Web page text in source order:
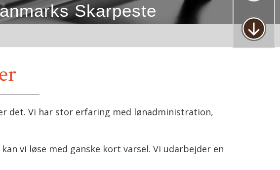
Skarpeste
det. Vi har stor erfaring med lønadministration,
vi løse med ganske kort varsel. Vi udarbejder en